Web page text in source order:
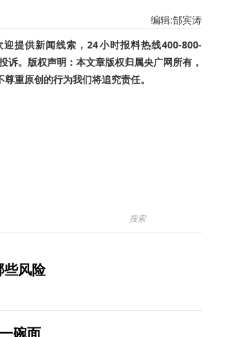
编辑:郜宾涛
提供新闻线索，24小时报料热线400-800-
诉。版权声明：本文章版权归属央广网所有，
重原创的行为我们将追究责任。
风险
碗面